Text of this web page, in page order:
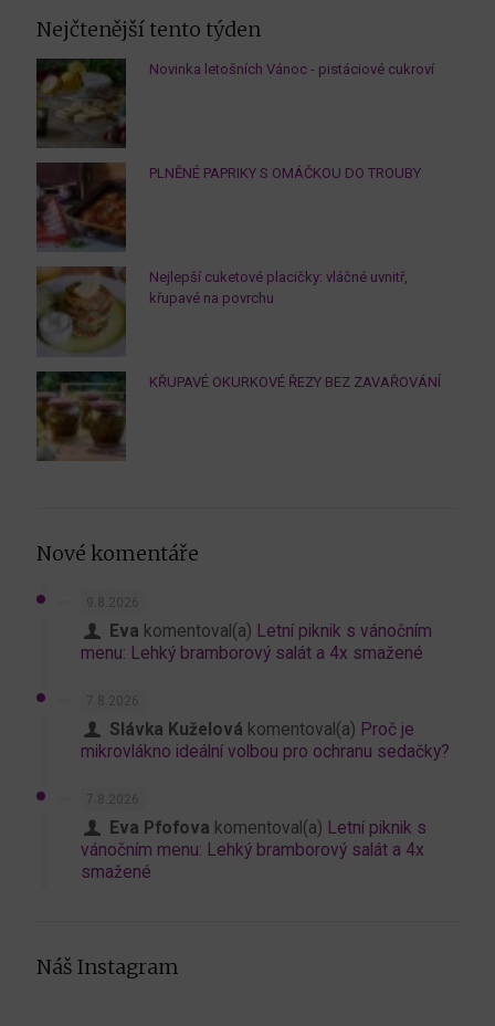
Nejčtenější tento týden
Novinka letošních Vánoc - pistáciové cukroví
PLNĚNÉ PAPRIKY S OMÁČKOU DO TROUBY
Nejlepší cuketové placičky: vláčné uvnitř,
křupavé na povrchu
KŘUPAVÉ OKURKOVÉ ŘEZY BEZ ZAVAŘOVÁNÍ
Nové komentáře
9.8.2026
Eva komentoval(a) Letní piknik s vánočním
menu: Lehký bramborový salát a 4x smažené
7.8.2026
Slávka Kuželová komentoval(a) Proč je
mikrovlákno ideální volbou pro ochranu sedačky?
7.8.2026
Eva Pfofova komentoval(a) Letní piknik s
vánočním menu: Lehký bramborový salát a 4x
smažené
Náš Instagram